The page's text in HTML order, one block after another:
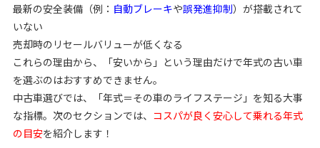
最新の安全装備（例： 自動ブレーキや誤発進抑制）が搭載されて
いない
売却時のリセールバリューが低くなる
これらの理由から、「安いから」という理由だけで年式の古い車
を選ぶのはおすすめできません。
中古車選びでは、「年式＝その車のライフステージ」を知る大事
な指標。次のセクションでは、 コスパが良く安心して乗れる年式
の目安を紹介します！